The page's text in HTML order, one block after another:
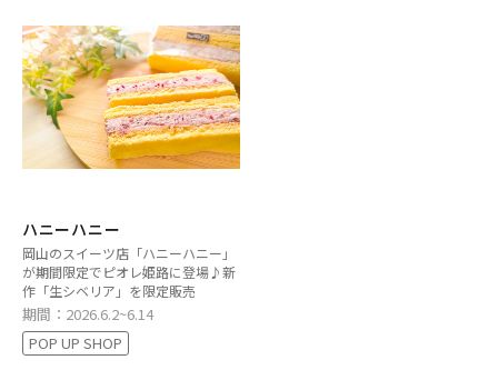
ハニーハニー
岡山のスイーツ店「ハニーハニー」
が期間限定でピオレ姫路に登場♪新
作「生シベリア」を限定販売
期間：2026.6.2~6.14
POP UP SHOP